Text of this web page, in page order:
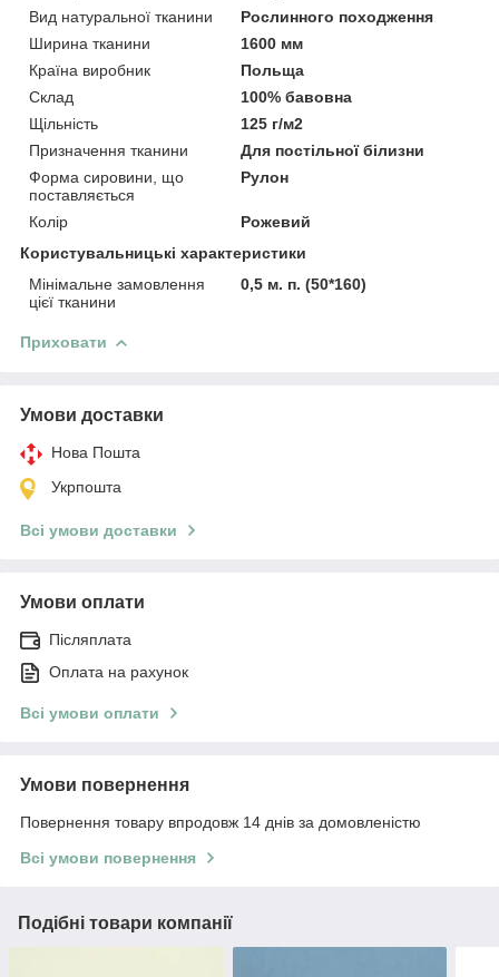
Вид натуральної тканини
Рослинного походження
Ширина тканини
1600 мм
Країна виробник
Польща
Склад
100% бавовна
Щільність
125 г/м2
Призначення тканини
Для постільної білизни
Форма сировини, що
поставляється
Рулон
Колір
Рожевий
Користувальницькі характеристики
Мінімальне замовлення
цієї тканини
0,5 м. п. (50*160)
Приховати
Умови доставки
Нова Пошта
Укрпошта
Всі умови доставки
Умови оплати
Післяплата
Оплата на рахунок
Всі умови оплати
Умови повернення
Повернення товару впродовж 14 днів за домовленістю
Всі умови повернення
Подібні товари компанії